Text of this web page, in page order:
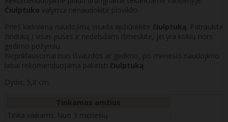
Čiulptuko valymui nenaudokite ploviklio.
Prieš kiekvieną naudojimą visada apžiūrėkite čiulptuką . Patraukite
žinduką į visas puses ir nedelsdami išmeskite, jei yra kokių nors
gedimo požymių.
Nepriklausomai nuo išvaizdos ar gedimo, po mėnesio naudojimo
labai rekomenduojama pakeisti čiulptuką
Dydis: 5,8 cm.
Tinka vaikams Nuo 3 mėnesių.